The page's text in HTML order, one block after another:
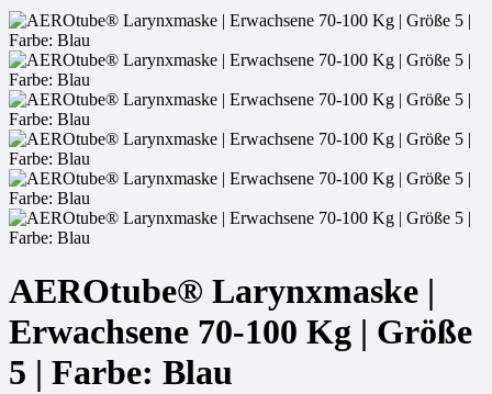
AEROtube® Larynxmaske |
Erwachsene 70-100 Kg | Größe
5 | Farbe: Blau